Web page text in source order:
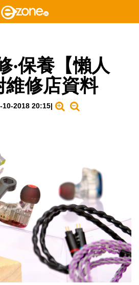
‧保養【懶人
維修店資料
10-2018 20:15|